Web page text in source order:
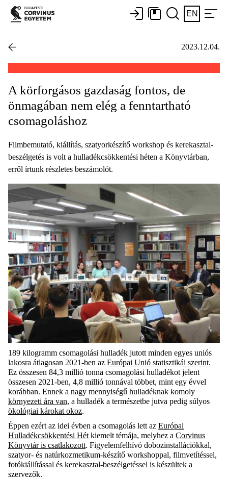
EN
2023.12.04.
A körforgásos gazdaság fontos, de
önmagában nem elég a fenntartható
csomagoláshoz
Filmbemutató, kiállítás, szatyorkészítő workshop és kerekasztal-
beszélgetés is volt a hulladékcsökkentési héten a Könyvtárban,
erről írtunk részletes beszámolót.
189 kilogramm csomagolási hulladék jutott minden egyes uniós
lakosra átlagosan 2021-ben az Európai Unió statisztikái szerint.
Ez összesen 84,3 millió tonna csomagolási hulladékot jelent
összesen 2021-ben, 4,8 millió tonnával többet, mint egy évvel
korábban. Ennek a nagy mennyiségű hulladéknak komoly
környezeti ára van, a hulladék a természetbe jutva pedig súlyos
ökológiai károkat okoz.
Éppen ezért az idei évben a csomagolás lett az Európai
Hulladékcsökkentési Hét kiemelt témája, melyhez a Corvinus
Könyvtár is csatlakozott. Figyelemfelhívó dobozinstallációkkal,
szatyor- és natúrkozmetikum-készítő workshoppal, filmvetítéssel,
fotókiállítással és kerekasztal-beszélgetéssel is készültek a
szervezők.